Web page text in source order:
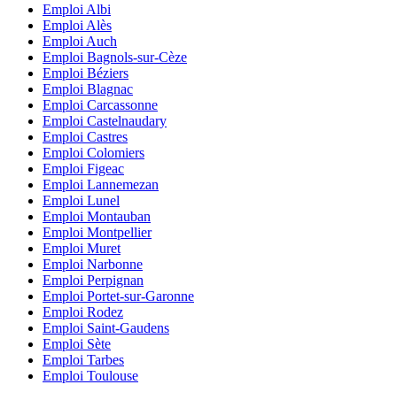
Emploi Albi
Emploi Alès
Emploi Auch
Emploi Bagnols-sur-Cèze
Emploi Béziers
Emploi Blagnac
Emploi Carcassonne
Emploi Castelnaudary
Emploi Castres
Emploi Colomiers
Emploi Figeac
Emploi Lannemezan
Emploi Lunel
Emploi Montauban
Emploi Montpellier
Emploi Muret
Emploi Narbonne
Emploi Perpignan
Emploi Portet-sur-Garonne
Emploi Rodez
Emploi Saint-Gaudens
Emploi Sète
Emploi Tarbes
Emploi Toulouse